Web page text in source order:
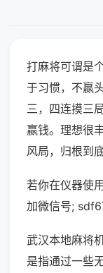
打麻将可谓是
于习惯，不赢
三，四连摸三
赢钱。理想很
风局，归根到
若你在仪器使
加微信号;
武汉本地麻将
是指通过一些